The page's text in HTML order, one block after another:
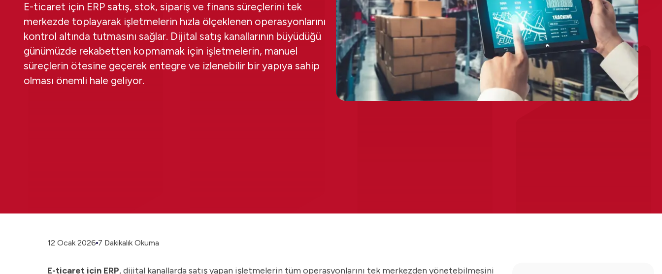
E-ticaret için ERP satış, stok, sipariş ve finans süreçlerini tek
merkezde toplayarak işletmelerin hızla ölçeklenen operasyonlarını
kontrol altında tutmasını sağlar. Dijital satış kanallarının büyüdüğü
günümüzde rekabetten kopmamak için işletmelerin, manuel
süreçlerin ötesine geçerek entegre ve izlenebilir bir yapıya sahip
olması önemli hale geliyor.
12 Ocak 2026 7 Dakikalık Okuma
E-ticaret için ERP, dijital kanallarda satış yapan işletmelerin tüm operasyonlarını tek merkezden yönetebilmesini